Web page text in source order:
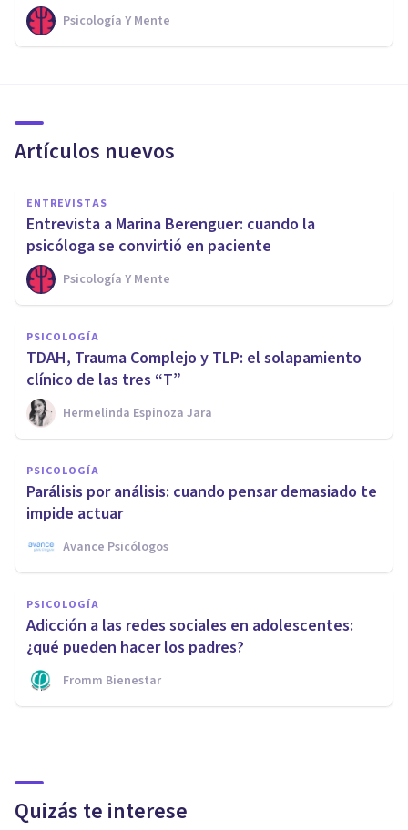
Psicología Y Mente
Artículos nuevos
ENTREVISTAS
Entrevista a Marina Berenguer: cuando la
psicóloga se convirtió en paciente
Psicología Y Mente
PSICOLOGÍA
TDAH, Trauma Complejo y TLP: el solapamiento
clínico de las tres “T”
Hermelinda Espinoza Jara
PSICOLOGÍA
Parálisis por análisis: cuando pensar demasiado te
impide actuar
Avance Psicólogos
PSICOLOGÍA
Adicción a las redes sociales en adolescentes:
¿qué pueden hacer los padres?
Fromm Bienestar
Quizás te interese